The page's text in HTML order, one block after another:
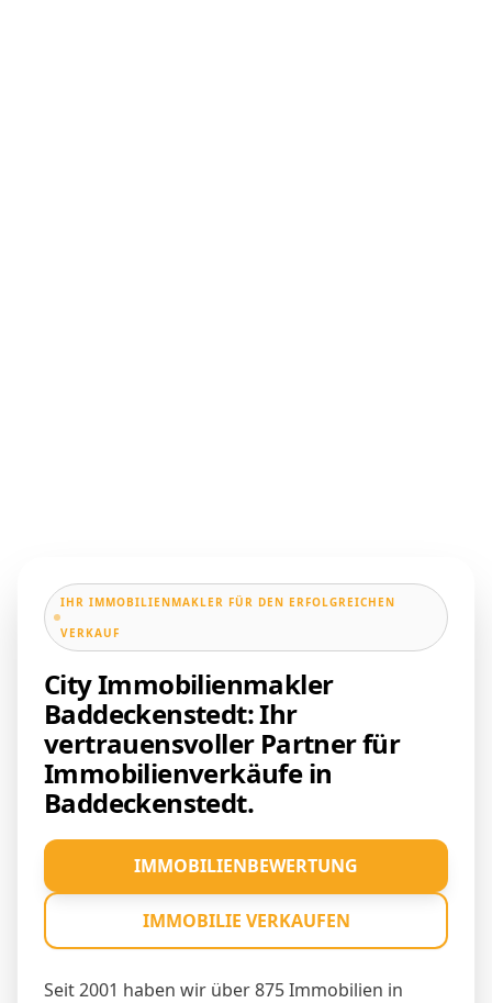
IHR IMMOBILIENMAKLER FÜR DEN ERFOLGREICHEN
VERKAUF
City Immobilienmakler
Baddeckenstedt: Ihr
vertrauensvoller Partner für
Immobilienverkäufe in
Baddeckenstedt.
Seit 2001 haben wir über 875 Immobilien in
IMMOBILIENBEWERTUNG
IMMOBILIE VERKAUFEN